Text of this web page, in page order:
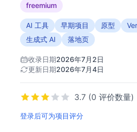
freemium
AI 工具 早期项目 原型
生成式 AI
落地页
收录日期2026年7月2日
更新日期2026年7月4日
3.7 (0 评价数量)
登录后可为项目评分